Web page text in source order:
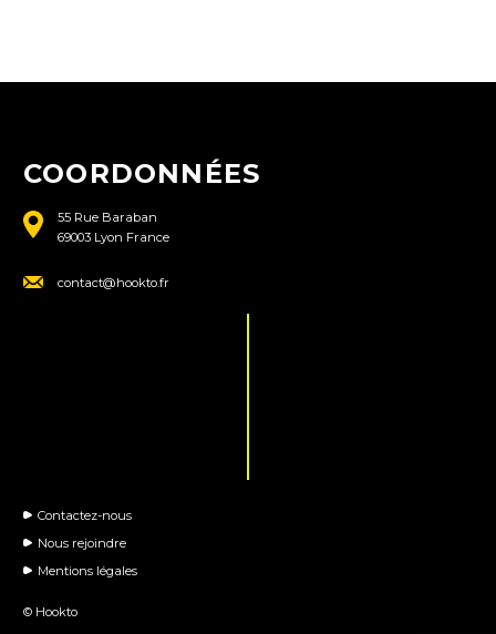
COORDONNÉES
55 Rue Baraban
69003 Lyon France
contact@hookto.fr
Contactez-nous
Nous rejoindre
Mentions légales
© Hookto